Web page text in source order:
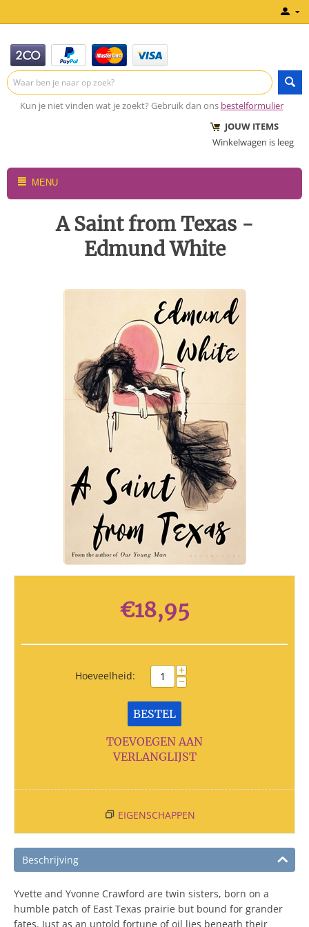
Kun je niet vinden wat je zoekt? Gebruik dan ons bestelformulier
JOUW ITEMS
Winkelwagen is leeg
MENU
A Saint from Texas -
Edmund White
€18,95
Hoeveelheid: +
−
BESTEL
TOEVOEGEN AAN
VERLANGLIJST
EIGENSCHAPPEN
Beschrijving
Yvette and Yvonne Crawford are twin sisters, born on a
humble patch of East Texas prairie but bound for grander
fates. Just as an untold fortune of oil lies beneath their